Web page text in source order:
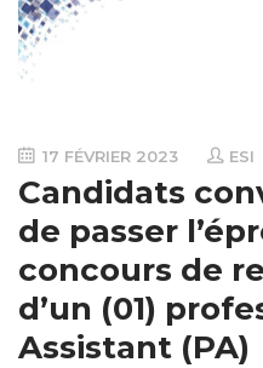
17 FÉVRIER 2023 ESI
Candidats
de passer
concours de
d’un (01)
Assistant (PA)